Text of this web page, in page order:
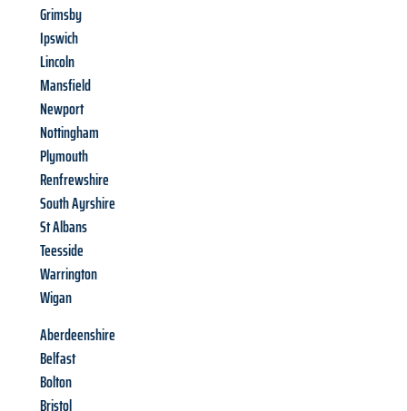
Grimsby
Ipswich
Lincoln
Mansfield
Newport
Nottingham
Plymouth
Renfrewshire
South Ayrshire
St Albans
Teesside
Warrington
Wigan
Aberdeenshire
Belfast
Bolton
Bristol